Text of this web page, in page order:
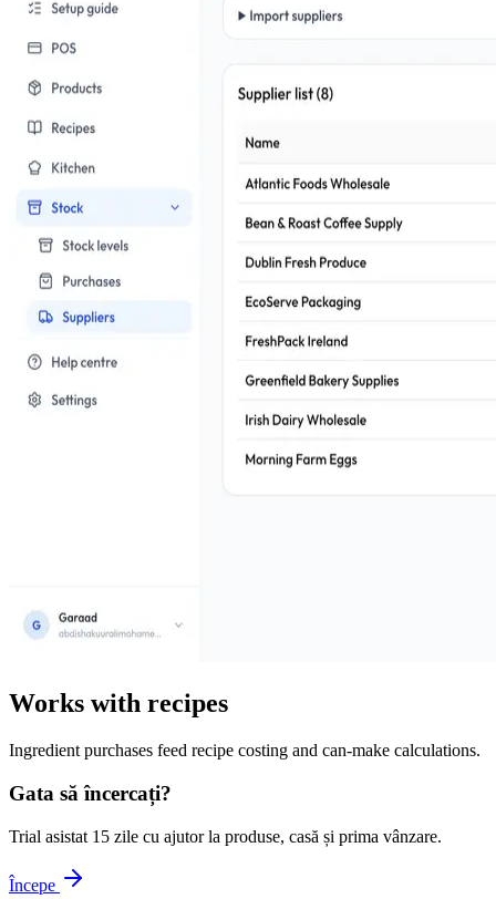
Works with recipes
Ingredient purchases feed recipe costing and can-make calculations.
Gata să încercați?
Trial asistat 15 zile cu ajutor la produse, casă și prima vânzare.
Începe